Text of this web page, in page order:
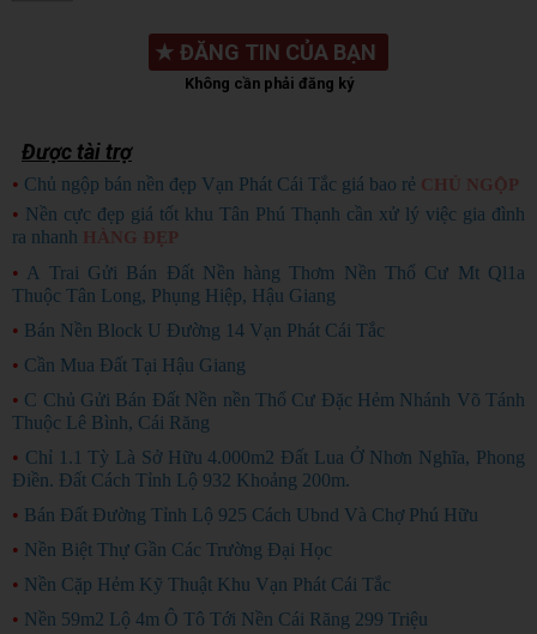
★ ĐĂNG TIN CỦA BẠN
Không cần phải đăng ký
Được tài trợ
• Chủ ngộp bán nền đẹp Vạn Phát Cái Tắc giá bao rẻ CHỦ NGỘP
• Nền cực đẹp giá tốt khu Tân Phú Thạnh cần xử lý việc gia đình
ra nhanh HÀNG ĐẸP
• A Trai Gửi Bán Đất Nền hàng Thơm Nền Thổ Cư Mt Ql1a
Thuộc Tân Long, Phụng Hiệp, Hậu Giang
• Bán Nền Block U Đường 14 Vạn Phát Cái Tắc
• Cần Mua Đất Tại Hậu Giang
• C Chủ Gửi Bán Đất Nền nền Thổ Cư Đặc Hẻm Nhánh Võ Tánh
Thuộc Lê Bình, Cái Răng
• Chỉ 1.1 Tỳ Là Sở Hữu 4.000m2 Đất Lua Ở Nhơn Nghĩa, Phong
Điền. Đất Cách Tỉnh Lộ 932 Khoảng 200m.
• Bán Đất Đường Tỉnh Lộ 925 Cách Ubnd Và Chợ Phú Hữu
• Nền Biệt Thự Gần Các Trường Đại Học
• Nền Cặp Hẻm Kỹ Thuật Khu Vạn Phát Cái Tắc
• Nền 59m2 Lộ 4m Ô Tô Tới Nền Cái Răng 299 Triệu